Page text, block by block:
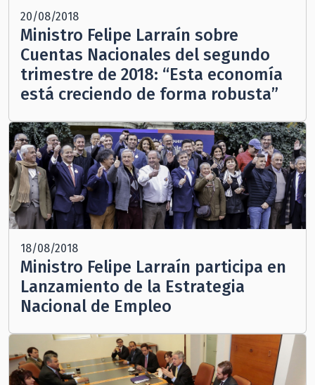
20/08/2018
Ministro Felipe Larraín sobre
Cuentas Nacionales del segundo
trimestre de 2018: “Esta economía
está creciendo de forma robusta”
18/08/2018
Ministro Felipe Larraín participa en
Lanzamiento de la Estrategia
Nacional de Empleo